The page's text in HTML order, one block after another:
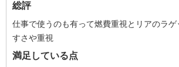
総評
仕事で使うのも有って燃費重視とリアのラ
すさや重視
満足している点